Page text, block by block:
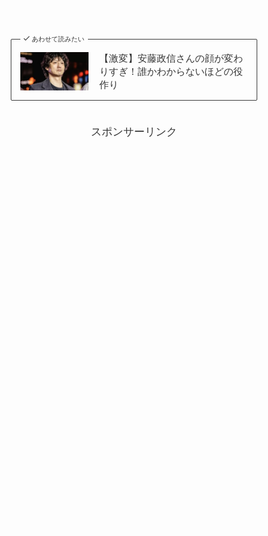
あわせて読みたい
【激変】安藤政信さんの顔が変わ
りすぎ！誰かわからないほどの役
作り
スポンサーリンク